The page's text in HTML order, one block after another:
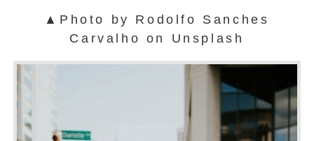
▲Photo by Rodolfo Sanches
Carvalho on Unsplash